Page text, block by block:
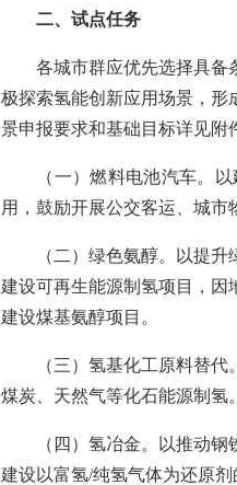
二、试点任务
各城市群应优先选择具备条
极探索氢能创新应用场景，形
景申报要求和基础目标详见附
（一）燃料电池汽车。以
用，鼓励开展公交客运、城市
（二）绿色氨醇。以提升绿
建设可再生能源制氢项目，因
建设煤基氨醇项目。
（三）氢基化工原料替代。
煤炭、天然气等化石能源制氢
（四）氢冶金。以推动钢铁
建设以富氢/纯氢气体为还原